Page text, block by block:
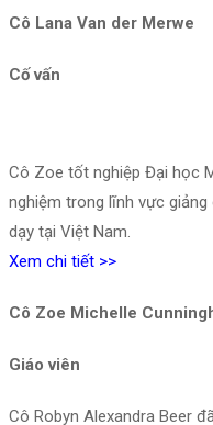
Cô Lana Van der Merwe
Cố vấn
Cô Zoe tốt nghiệp Đại học
nghiệm trong lĩnh vực giảng
dạy tại Việt Nam.
Xem chi tiết >>
Cô Zoe Michelle
Giáo viên
Cô Robyn Alexandra Beer